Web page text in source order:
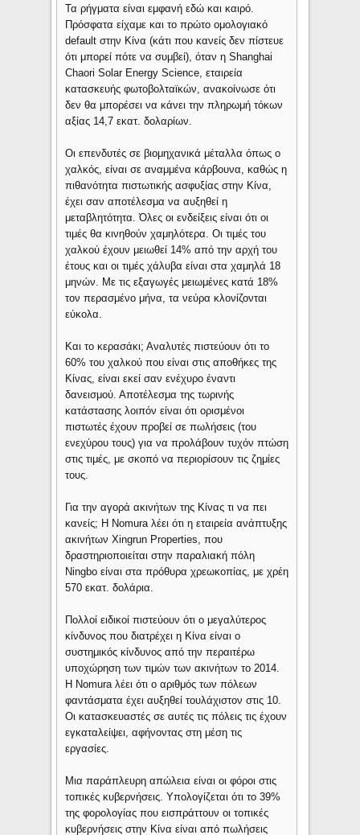
Τα ρήγματα είναι εμφανή εδώ και καιρό.
Πρόσφατα είχαμε και το πρώτο ομολογιακό
default στην Κίνα (κάτι που κανείς δεν πίστευε
ότι μπορεί πότε να συμβεί), όταν η Shanghai
Chaori Solar Energy Science, εταιρεία
κατασκευής φωτοβολταϊκών, ανακοίνωσε ότι
δεν θα μπορέσει να κάνει την πληρωμή τόκων
αξίας 14,7 εκατ. δολαρίων.
Οι επενδυτές σε βιομηχανικά μέταλλα όπως ο
χαλκός, είναι σε αναμμένα κάρβουνα, καθώς η
πιθανότητα πιστωτικής ασφυξίας στην Κίνα,
έχει σαν αποτέλεσμα να αυξηθεί η
μεταβλητότητα. Όλες οι ενδείξεις είναι ότι οι
τιμές θα κινηθούν χαμηλότερα. Οι τιμές του
χαλκού έχουν μειωθεί 14% από την αρχή του
έτους και οι τιμές χάλυβα είναι στα χαμηλά 18
μηνών. Με τις εξαγωγές μειωμένες κατά 18%
τον περασμένο μήνα, τα νεύρα κλονίζονται
εύκολα.
Και το κερασάκι; Αναλυτές πιστεύουν ότι το
60% του χαλκού που είναι στις αποθήκες της
Κίνας, είναι εκεί σαν ενέχυρο έναντι
δανεισμού. Αποτέλεσμα της τωρινής
κατάστασης λοιπόν είναι ότι ορισμένοι
πιστωτές έχουν προβεί σε πωλήσεις (του
ενεχύρου τους) για να προλάβουν τυχόν πτώση
στις τιμές, με σκοπό να περιορίσουν τις ζημίες
τους.
Για την αγορά ακινήτων της Κίνας τι να πει
κανείς; Η Nomura λέει ότι η εταιρεία ανάπτυξης
ακινήτων Xingrun Properties, που
δραστηριοποιείται στην παραλιακή πόλη
Ningbo είναι στα πρόθυρα χρεωκοπίας, με χρέη
570 εκατ. δολάρια.
Πολλοί ειδικοί πιστεύουν ότι ο μεγαλύτερος
κίνδυνος που διατρέχει η Κίνα είναι ο
συστημικός κίνδυνος από την περαιτέρω
υποχώρηση των τιμών των ακινήτων το 2014.
Η Nomura λέει ότι ο αριθμός των πόλεων
φαντάσματα έχει αυξηθεί τουλάχιστον στις 10.
Οι κατασκευαστές σε αυτές τις πόλεις τις έχουν
εγκαταλείψει, αφήνοντας στη μέση τις
εργασίες.
Μια παράπλευρη απώλεια είναι οι φόροι στις
τοπικές κυβερνήσεις. Υπολογίζεται ότι το 39%
της φορολογίας που εισπράττουν οι τοπικές
κυβερνήσεις στην Κίνα είναι από πωλήσεις